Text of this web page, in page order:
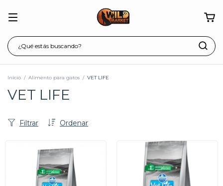
Inicio / Alimento para gatos / VET LIFE
VET LIFE
Ordenar
Filtrar